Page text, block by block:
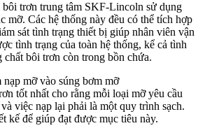
bôi trơn trung tâm SKF-Lincoln sử dụng
mỡ. Các hệ thống này đều có thể tích hợp
sát tình trạng thiết bị giúp nhân viên vận
tình trạng của toàn hệ thống, kể cả tình
chất bôi trơn còn trong bồn chứa.
mỡ vào súng bơm mỡ
tốt nhất cho rằng mỗi loại mỡ yêu cầu
việc nạp lại phải là một quy trình sạch.
kế để giúp đạt được mục tiêu này.